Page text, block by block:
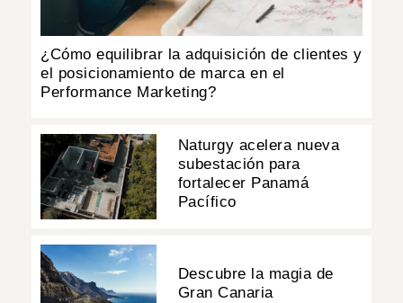
¿Cómo equilibrar la adquisición de clientes y
el posicionamiento de marca en el
Performance Marketing?
Naturgy acelera nueva
subestación para
fortalecer Panamá
Pacífico
Descubre la magia de
Gran Canaria